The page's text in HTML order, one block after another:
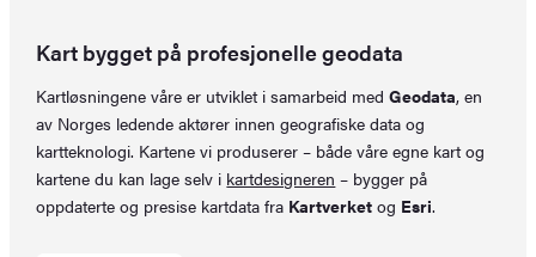
Kart bygget på profesjonelle geodata
Kartløsningene våre er utviklet i samarbeid medGeodata, en
av Norges ledende aktører innen geografiske data og
kartteknologi. Kartene vi produserer – både våre egne kart og
kartene du kan lage selv i kartdesigneren – bygger på
oppdaterte og presise kartdata fra Kartverket og Esri.